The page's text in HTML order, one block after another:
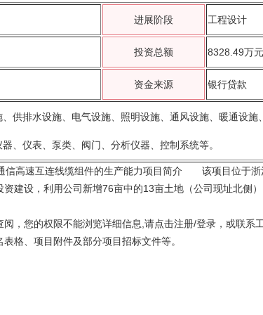
进展阶段 工程设计
投资总额 8328.49万元
资金来源 银行贷款
供排水设施、电气设施、照明设施、通风设施、暖通设施
、仪表、泵类、阀门、分析仪器、控制系统等。
高速互连线缆组件的生产能力项目简介 该项目位于浙
建设，利用公司新增76亩中的13亩土地（公司现址北侧
，您的权限不能浏览详细信息,请点击注册/登录，或联系
格、项目附件及部分项目招标文件等。